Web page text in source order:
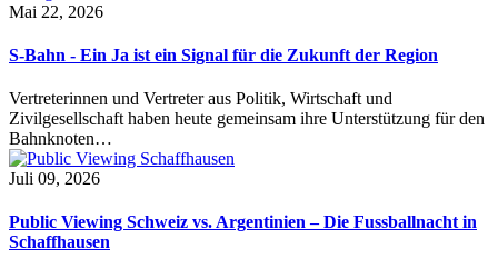
Mai 22, 2026
S-Bahn - Ein Ja ist ein Signal für die Zukunft der Region
Vertreterinnen und Vertreter aus Politik, Wirtschaft und
Zivilgesellschaft haben heute gemeinsam ihre Unterstützung für den
Bahnknoten…
Juli 09, 2026
Public Viewing Schweiz vs. Argentinien – Die Fussballnacht in
Schaffhausen